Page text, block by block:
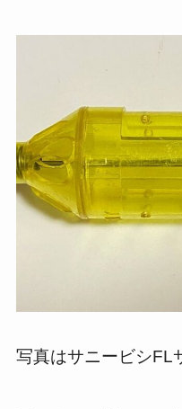
写真はサニービシFL